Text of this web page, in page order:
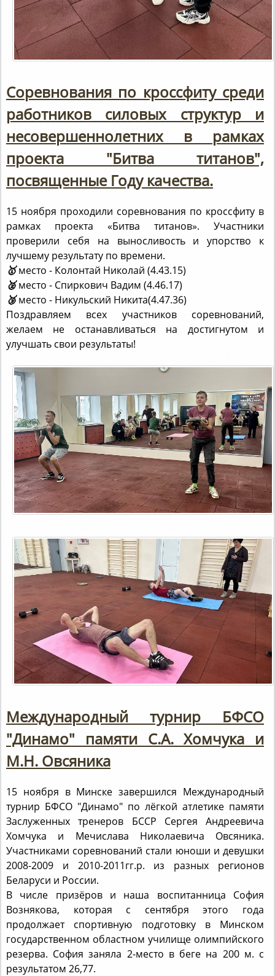
работников силовых структур и
несовершеннолетних в рамках
проекта "Битва титанов",
посвященные Году качества.
рамках проекта «Битва титанов». Участники
проверили себя на выносливость и упорство к
лучшему результату по времени.
🥇место - Колонтай Николай (4.43.15)
🥈место - Спиркович Вадим (4.46.17)
🥉место - Никульский Никита(4.47.36)
Поздравляем всех участников соревнований,
желаем не останавливаться на достигнутом и
улучшать свои результаты!
"Динамо" памяти С.А. Хомчука и
М.Н. Овсяника
турнир БФСО "Динамо" по лёгкой атлетике памяти
Заслуженных тренеров БССР Сергея Андреевича
Хомчука и Мечислава Николаевича Овсяника.
Участниками соревнований стали юноши и девушки
2008-2009 и 2010-2011гг.р. из разных регионов
Беларуси и России.
В числе призёров и наша воспитанница София
Вознякова, которая с сентября этого года
продолжает спортивную подготовку в Минском
государственном областном училище олимпийского
резерва. София заняла 2-место в беге на 200 м. с
результатом 26,77.
Поздравляем!